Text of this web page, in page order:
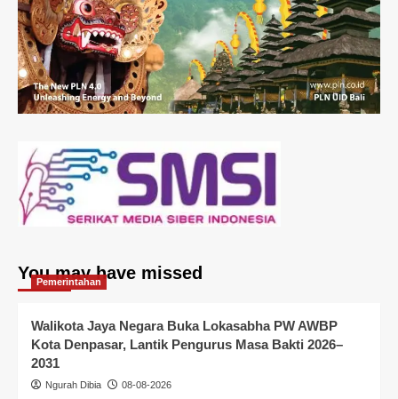
You may have missed
Pemerintahan
Walikota Jaya Negara Buka Lokasabha PW AWBP
Kota Denpasar, Lantik Pengurus Masa Bakti 2026–
2031
Ngurah Dibia 08-08-2026